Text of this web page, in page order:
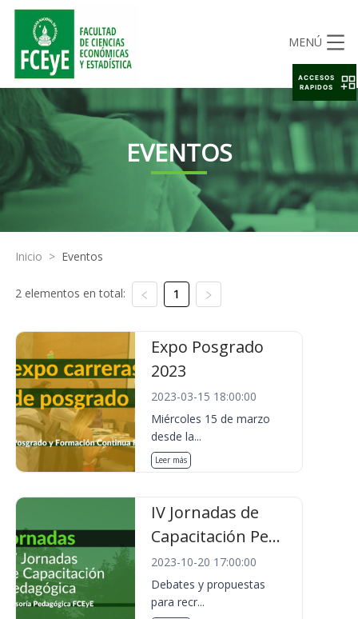
MENÚ
EVENTOS
Inicio > Eventos
2 elementos en total: 1
Expo Posgrado
2023
2023-03-15 18:00:00
Miércoles 15 de marzo
desde la...
Leer más
IV Jornadas de
Capacitación Pe...
2023-10-20 17:00:00
Debates y propuestas
para recr...
ACCESOS
RAPIDOS